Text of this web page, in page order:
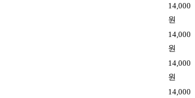
14,000
원
14,000
원
14,000
원
14,000